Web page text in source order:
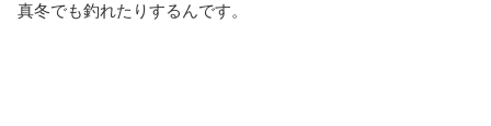
真冬でも釣れたりするんです。